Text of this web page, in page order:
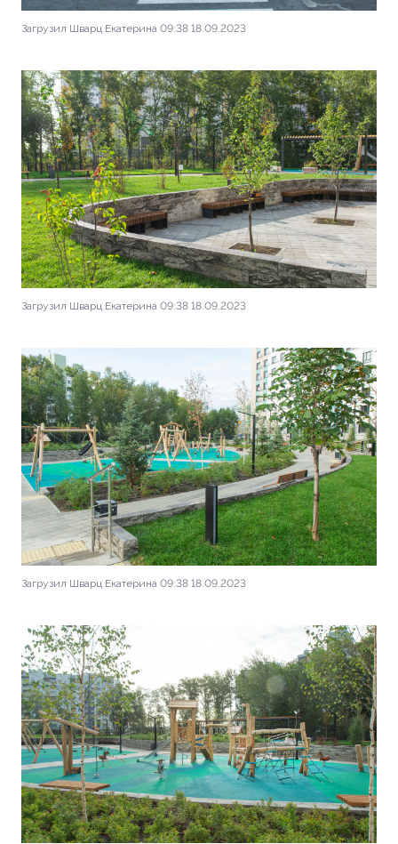
Загрузил Шварц Екатерина 09:38 18.09.2023
Загрузил Шварц Екатерина 09:38 18.09.2023
Загрузил Шварц Екатерина 09:38 18.09.2023